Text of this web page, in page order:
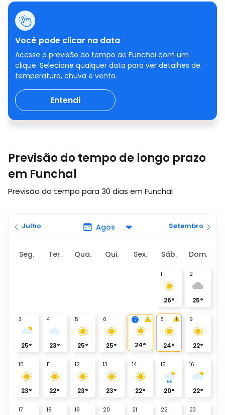
Você pode clicar na data
Acesse a previsão do tempo de Funchal com um
clique. Selecione qualquer data para ver detalhes de
temperatura, chuva e vento.
Entendi
Previsão do tempo de longo prazo
em Funchal
Previsão do tempo para 30 dias em Funchal
Julho Setembro
Seg. Ter. Qua. Qui. Sex. Sáb. Dom.
1
26°
2
25°
3
25°
4
23°
5
25°
6
25°
7
24°
8
24°
9
22°
10
23°
11
22°
12
23°
13
23°
14
22°
15
20°
16
22°
17 18 19 20 21 22 23